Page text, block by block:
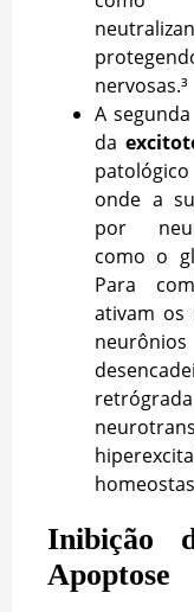
nervosas.³
A
da
onde a
por
como o
Para
ativam os
Inibição
Apoptose